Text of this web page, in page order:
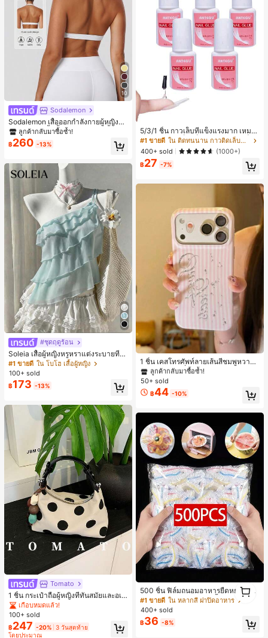
10
Sodalemon
Sodalemon เสื้อออกกำลังกายผู้หญิงแ
บบบิดหลัง, เสื้อชั้นในกีฬาโยคะสีพื้นแบ
บมีฟองน้ำคอวีสีขาวสำหรับฤดูใบไม้ผลิ
ลูกค้ากลับมาซื้อซ้ำ!
฿260 -13%
#ชุดฤดูร้อน
Soleia เสื้อผู้หญิงหรูหราแต่งระบายที่ไ
หล่สำหรับวันหยุดฤดูร้อน
#1 ขายดี ใน โบโฮ เสื้อผู้หญิง
100+ sold
฿173 -13%
Tomato
1 ชิ้น กระเป๋าถือผู้หญิงที่ทันสมัยและอเน
กประสงค์, กระเป๋าสะพายข้างรูปพระจัน
ทร์เสี้ยวที่น่ารัก, สายสะพายปรับได้, ไม่ร
วมจี้, เหมาะสำหรับผู้หญิงวัยรุ่น - การเ
ดินทาง, การช้อปปิ้ง, ห้องเรียน, การเด
เกือบหมดแล้ว!
100+ sold
฿247 -20% 3 วันสุดท้าย
โดยประมาณ
5/3/1 ชิ้น กาวเล็บที่แข็งแรงมาก เหมาะ
สำหรับปลายเล็บ เล็บอะคริลิค และเล็บป
ลอม กาวเล็บ กาวเล็บแบบแปรง เหมาะ
สำหรับเล็บปลอม ทนทานและยาวนาน เ
หมาะสำหรับเล็บอะคริลิค ปลายเล็บปลอ
#1 ขายดี
ใน ติดทนนาน กาวติดเล็บและสารยึดติด
400+ sold
(1000+)
฿27 -7%
1 ชิ้น เคสโทรศัพท์ลายเส้นสีชมพูหวาน
พิมพ์ตัวอักษรเลื่อม กันกระแทก กลิตเตอ
ร์ สำหรับ IPhone 17 Pro Max, 17 Pro,
16 Pro Max, 16 Pro, 15 Pro, 18 Pro, 1
8 Pro Max ตกแต่งหัวใจสไตล์สวยงาม
#1 ขายดี
ใน ไอโฟน 13pro เคสโทรศัพท์แฟชั่น
ลูกค้ากลับมาซื้อซ้ำ!
#1 ขายดี
ลูกค้ากลับมาซื้อซ้ำ!
#1 ขายดี
ลูกค้ากลับมาซื้อซ้ำ!
#1 ขายดี
ใน ไอโฟน 13pro เคสโทรศัพท์แฟชั่น
50+ sold
฿44 -10%
500 ชิ้น ฟิล์มถนอมอาหารยืดหยุ่น - ฝา
ครอบจานใสยืดหยุ่น, ใช้ซ้ำได้, หลากห
ลายฟังก์ชัน, ไม่มีกลิ่น, ป้องกันฝุ่น เหมา
ะสำหรับบ้าน, ร้านอาหาร, ปิกนิก - เหม
าะกับขนาดจานทุกขนาด, สิ่งจำเป็นสำ
หรับปิกนิก | ฟิล์มบรรจุภัณฑ์ตกแต่ง | ฟิ
#1 ขายดี ใน หลากสี ฝาปิดอาหาร
400+ sold
฿36 -8%
1
1